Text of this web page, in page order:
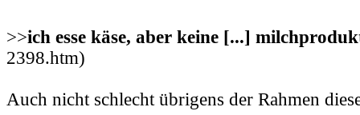
>>ich esse käse, aber keine [...]
2398.htm)
Auch nicht schlecht übrigens der Rahmen